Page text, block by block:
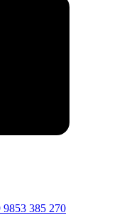
9853 385 270